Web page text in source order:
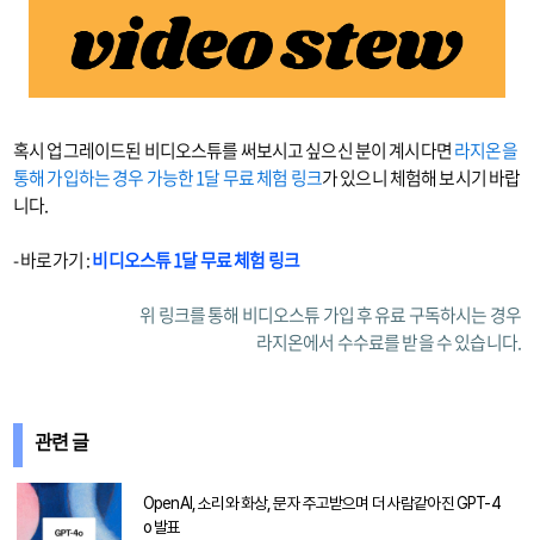
혹시 업그레이드된 비디오스튜를 써보시고 싶으신 분이 계시다면라지온을
통해 가입하는 경우 가능한 1달 무료 체험 링크가 있으니 체험해 보시기 바랍
니다.
- 바로가기 :비디오스튜 1달 무료 체험 링크
위 링크를 통해 비디오스튜 가입 후 유료 구독하시는 경우
라지온에서 수수료를 받을 수 있습니다.
관련 글
OpenAI, 소리와 화상, 문자 주고받으며 더 사람같아진 GPT-4
o 발표